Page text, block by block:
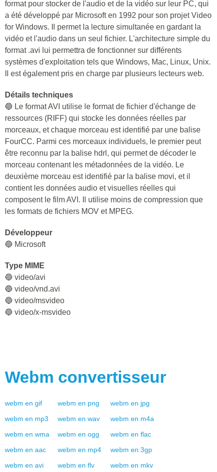
format pour stocker de l'audio et de la vidéo sur leur PC, qui
a été développé par Microsoft en 1992 pour son projet Video
for Windows. Il permet la lecture simultanée en gardant la
vidéo et l'audio dans un seul fichier. L'architecture simple du
format .avi lui permettra de fonctionner sur différents
systèmes d'exploitation tels que Windows, Mac, Linux, Unix.
Il est également pris en charge par plusieurs lecteurs web.
Détails techniques
🔵 Le format AVI utilise le format de fichier d'échange de
ressources (RIFF) qui stocke les données réelles par
morceaux, et chaque morceau est identifié par une balise
FourCC. Parmi ces morceaux individuels, le premier peut
être reconnu par la balise hdrl, qui permet de décoder le
morceau contenant les métadonnées de la vidéo. Le
deuxième morceau est identifié par la balise movi, et il
contient les données audio et visuelles réelles qui
composent le film AVI. Il utilise moins de compression que
les formats de fichiers MOV et MPEG.
Développeur
🔵 Microsoft
Type MIME
🔵 video/avi
🔵 video/vnd.avi
🔵 video/msvideo
🔵 video/x-msvideo
Webm convertisseur
webm en gif webm en png webm en jpg
webm en mp3 webm en wav webm en m4a
webm en wma webm en ogg webm en flac
webm en aac webm en mp4 webm en 3gp
webm en avi webm en flv webm en mkv